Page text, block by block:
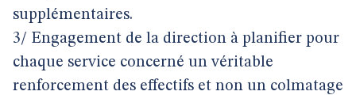
supplémentaires.
3/ Engagement de la direction à planifier pour
chaque service concerné un véritable
renforcement des effectifs et non un colmatage